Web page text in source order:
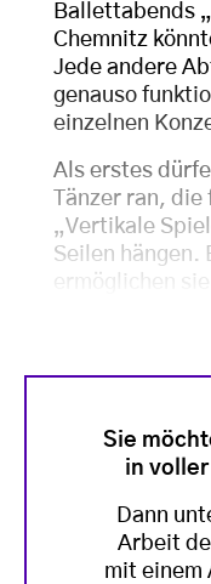
Ballettabends
Chemnitz
Jede andere
genauso
einzelnen
Als erstes
Tänzer ran,
„Vertikale
Seilen hängen.
ermöglichen sie
Sie
in
Dann
Arbeit
mit einem